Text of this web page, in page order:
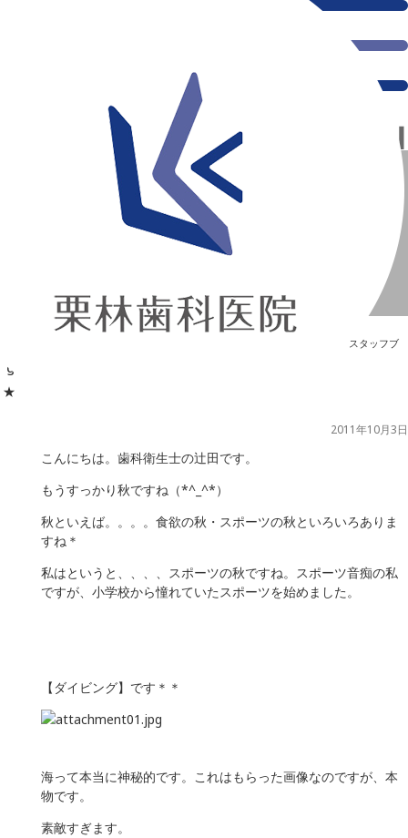
スタッフブ
2011年10月3日
こんにちは。歯科衛生士の辻田です。
もうすっかり秋ですね（*^_^*）
秋といえば。。。。食欲の秋・スポーツの秋といろいろありま
すね＊
私はというと、、、、スポーツの秋ですね。スポーツ音痴の私
ですが、小学校から憧れていたスポーツを始めました。
【ダイビング】です＊＊
海って本当に神秘的です。これはもらった画像なのですが、本
物です。
素敵すぎます。